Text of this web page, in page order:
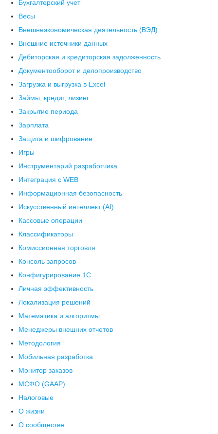
Бухгалтерский учет
Весы
Внешнеэкономическая деятельность (ВЭД)
Внешние источники данных
Дебиторская и кредиторская задолженность
Документооборот и делопроизводство
Загрузка и выгрузка в Excel
Займы, кредит, лизинг
Закрытие периода
Зарплата
Защита и шифрование
Игры
Инструментарий разработчика
Интеграция с WEB
Информационная безопасность
Искусственный интеллект (AI)
Кассовые операции
Классификаторы
Комиссионная торговля
Консоль запросов
Конфигурирование 1С
Личная эффективность
Локализация решений
Математика и алгоритмы
Менеджеры внешних отчетов
Методология
Мобильная разработка
Монитор заказов
МСФО (GAAP)
Налоговые
О жизни
О сообществе